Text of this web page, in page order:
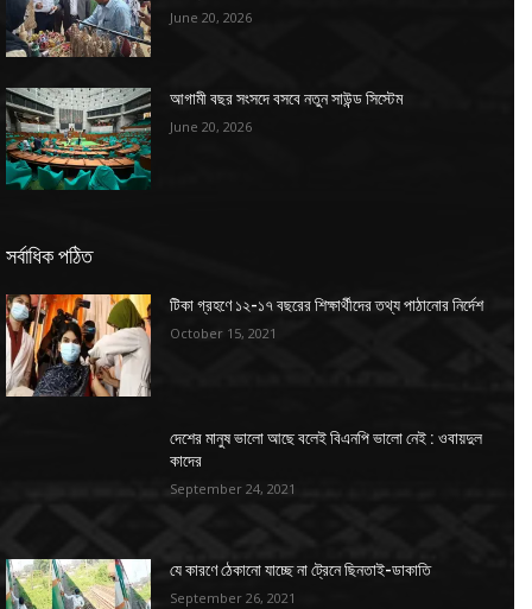
June 20, 2026
আগামী বছর সংসদে বসবে নতুন সাউন্ড সিস্টেম
June 20, 2026
সর্বাধিক পঠিত
টিকা গ্রহণে ১২-১৭ বছরের শিক্ষার্থীদের তথ্য পাঠানোর নির্দেশ
October 15, 2021
দেশের মানুষ ভালো আছে বলেই বিএনপি ভালো নেই : ওবায়দুল
কাদের
September 24, 2021
যে কারণে ঠেকানো যাচ্ছে না ট্রেনে ছিনতাই-ডাকাতি
September 26, 2021